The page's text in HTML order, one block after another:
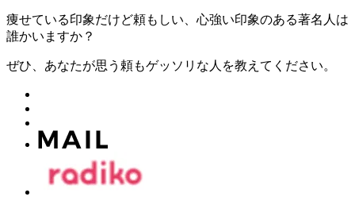
痩せている印象だけど頼もしい、心強い印象のある著名人は
誰かいますか？
ぜひ、あなたが思う頼もゲッソリな人を教えてください。